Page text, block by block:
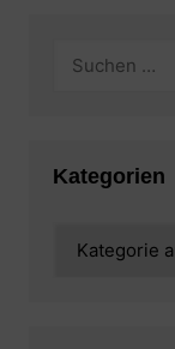
Kategorien